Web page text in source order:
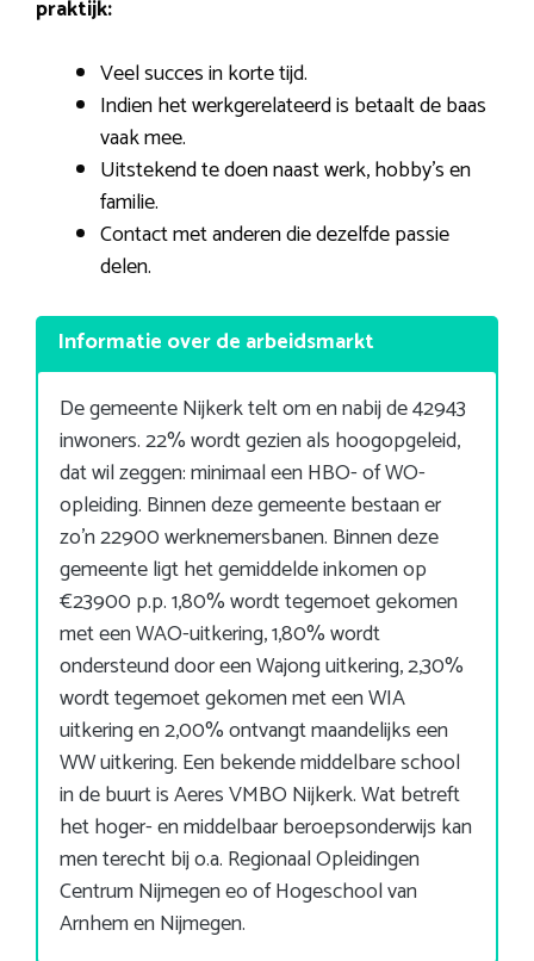
praktijk:
Veel succes in korte tijd.
Indien het werkgerelateerd is betaalt de baas
vaak mee.
Uitstekend te doen naast werk, hobby’s en
familie.
Contact met anderen die dezelfde passie
delen.
Informatie over de arbeidsmarkt
De gemeente Nijkerk telt om en nabij de 42943
inwoners. 22% wordt gezien als hoogopgeleid,
dat wil zeggen: minimaal een HBO- of WO-
opleiding. Binnen deze gemeente bestaan er
zo’n 22900 werknemersbanen. Binnen deze
gemeente ligt het gemiddelde inkomen op
€23900 p.p. 1,80% wordt tegemoet gekomen
met een WAO-uitkering, 1,80% wordt
ondersteund door een Wajong uitkering, 2,30%
wordt tegemoet gekomen met een WIA
uitkering en 2,00% ontvangt maandelijks een
WW uitkering. Een bekende middelbare school
in de buurt is Aeres VMBO Nijkerk. Wat betreft
het hoger- en middelbaar beroepsonderwijs kan
men terecht bij o.a. Regionaal Opleidingen
Centrum Nijmegen eo of Hogeschool van
Arnhem en Nijmegen.